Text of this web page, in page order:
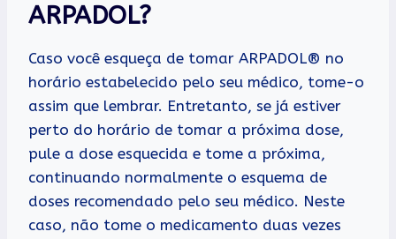
ARPADOL?
Caso você esqueça de tomar ARPADOL® no
horário estabelecido pelo seu médico, tome-o
assim que lembrar. Entretanto, se já estiver
perto do horário de tomar a próxima dose,
pule a dose esquecida e tome a próxima,
continuando normalmente o esquema de
doses recomendado pelo seu médico. Neste
caso, não tome o medicamento duas vezes